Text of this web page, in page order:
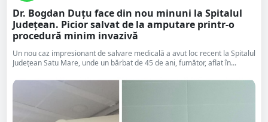
Dr. Bogdan Duțu face din nou minuni la Spitalul
Județean. Picior salvat de la amputare printr-o
procedură minim invazivă
Un nou caz impresionant de salvare medicală a avut loc recent la Spitalul
Județean Satu Mare, unde un bărbat de 45 de ani, fumător, aflat în...